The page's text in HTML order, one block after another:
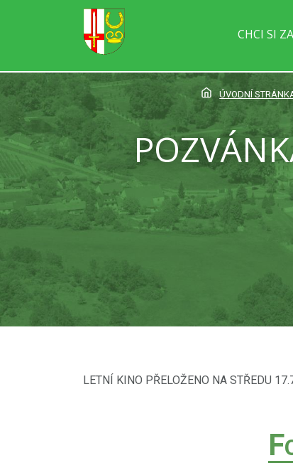
CHCI SI
ÚVODNÍ
LETNÍ KINO PŘELOŽENO NA STŘEDU
F